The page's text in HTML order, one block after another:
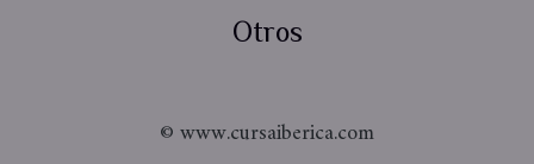
Otros
© www.cursaiberica.com